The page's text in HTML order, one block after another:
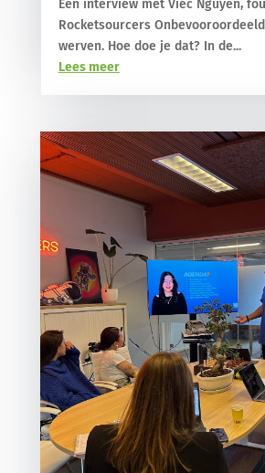
Een interview met Viec Nguyen,
Rocketsourcers
werven. Hoe doe je dat? In de...
Lees meer